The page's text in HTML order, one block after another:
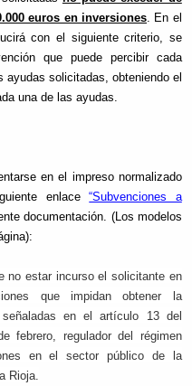
euros en inversiones. En el
con el siguiente criterio, se
que puede percibir cada
ayudas solicitadas, obteniendo el
una de las ayudas.
en el impreso normalizado
enlace“Subvenciones a
documentación. (Los modelos
no estar incurso el solicitante en
que impidan obtener la
en el artículo 13 del
febrero, regulador del régimen
en el sector público de la
Rioja.